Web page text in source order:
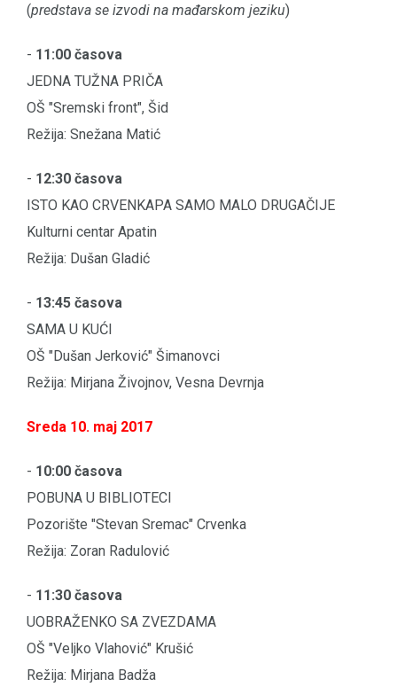
(predstava se izvodi na mađarskom jeziku)
- 11:00 časova
JEDNA TUŽNA PRIČA
OŠ "Sremski front", Šid
Režija: Snežana Matić
- 12:30 časova
ISTO KAO CRVENKAPA SAMO MALO DRUGAČIJE
Kulturni centar Apatin
Režija: Dušan Gladić
- 13:45 časova
SAMA U KUĆI
OŠ "Dušan Jerković" Šimanovci
Režija: Mirjana Živojnov, Vesna Devrnja
Sreda 10. maj 2017
- 10:00 časova
POBUNA U BIBLIOTECI
Pozorište "Stevan Sremac" Crvenka
Režija: Zoran Radulović
- 11:30 časova
UOBRAŽENKO SA ZVEZDAMA
OŠ "Veljko Vlahović" Krušić
Režija: Mirjana Badža